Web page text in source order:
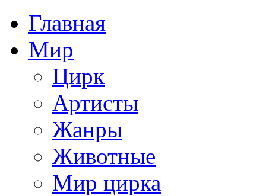
Главная
Мир
Цирк
Артисты
Жанры
Животные
Мир цирка